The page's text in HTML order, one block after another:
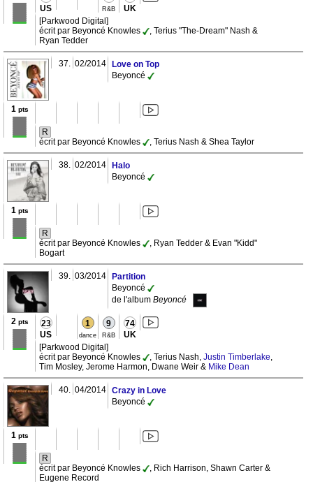
US R&B UK
[Parkwood Digital]
écrit par Beyoncé Knowles
, Terius "The-Dream" Nash &
Ryan Tedder
37. 02/2014
Love on Top
Beyoncé
1pts
R
écrit par Beyoncé Knowles
, Terius Nash & Shea Taylor
38. 02/2014
Halo
Beyoncé
1pts
R
écrit par Beyoncé Knowles
, Ryan Tedder & Evan "Kidd"
Bogart
39. 03/2014
Partition
Beyoncé
de l'album Beyoncé
2pts 23
US
1
dance
9
R&B
74
UK
[Parkwood Digital]
écrit par Beyoncé Knowles
, Terius Nash, Justin Timberlake,
Tim Mosley, Jerome Harmon, Dwane Weir & Mike Dean
40. 04/2014 Crazy in Love
Beyoncé
1pts
R
écrit par Beyoncé Knowles
, Rich Harrison, Shawn Carter &
Eugene Record